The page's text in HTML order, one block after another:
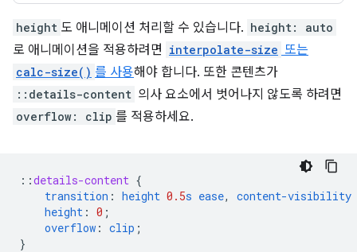
height 도 애니메이션 처리할 수 있습니다. height: auto
로 애니메이션을 적용하려면 interpolate-size 또는
calc-size() 를 사용해야 합니다. 또한 콘텐츠가
::details-content 의사 요소에서 벗어나지 않도록 하려면
overflow: clip 를 적용하세요.
::details-content {
transition : height 0.5s ease,
content-visibility
height : 0 ;
overflow : clip ;
}